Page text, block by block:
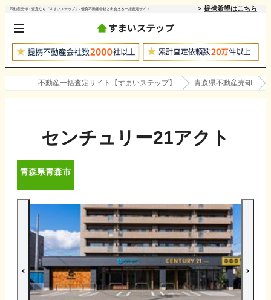
不動産売却・査定なら「すまいステップ」- 優良不動産会社と出会える一括査定サイト 提携希望はこちら
不動産一括査定サイト【すまいステップ】 青森県不動産売却
センチュリー21アクト
青森県青森市